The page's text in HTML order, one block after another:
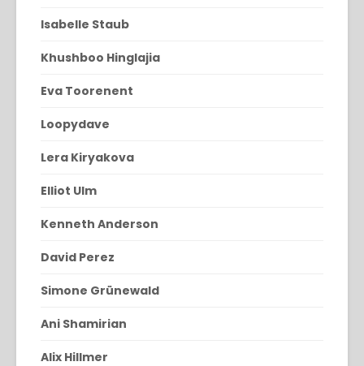
Isabelle Staub
Khushboo Hinglajia
Eva Toorenent
Loopydave
Lera Kiryakova
Elliot Ulm
Kenneth Anderson
David Perez
Simone Grünewald
Ani Shamirian
Alix Hillmer